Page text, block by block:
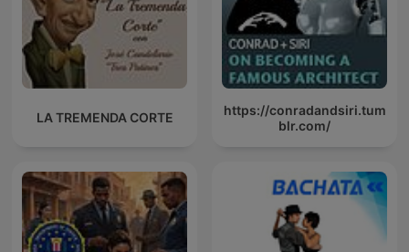
LA TREMENDA CORTE
https://conradandsiri.tum
blr.com/